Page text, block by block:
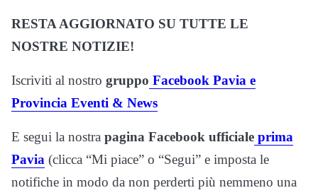
RESTA AGGIORNATO SU TUTTE LE
NOSTRE NOTIZIE!
Iscriviti al nostro gruppo Facebook Pavia e
Provincia Eventi & News
E segui la nostra pagina Facebook ufficiale prima
Pavia (clicca “Mi piace” o “Segui” e imposta le
notifiche in modo da non perderti più nemmeno una